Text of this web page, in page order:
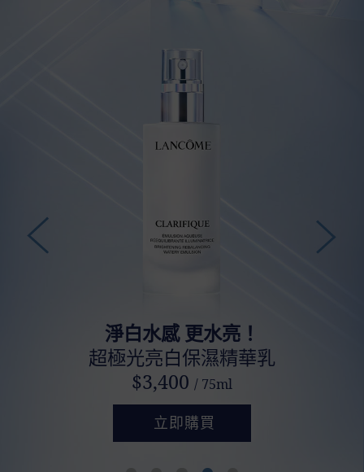
淨白水感 更水亮！
超極光亮白保濕精華乳
$3,400 / 75ml
立即購買